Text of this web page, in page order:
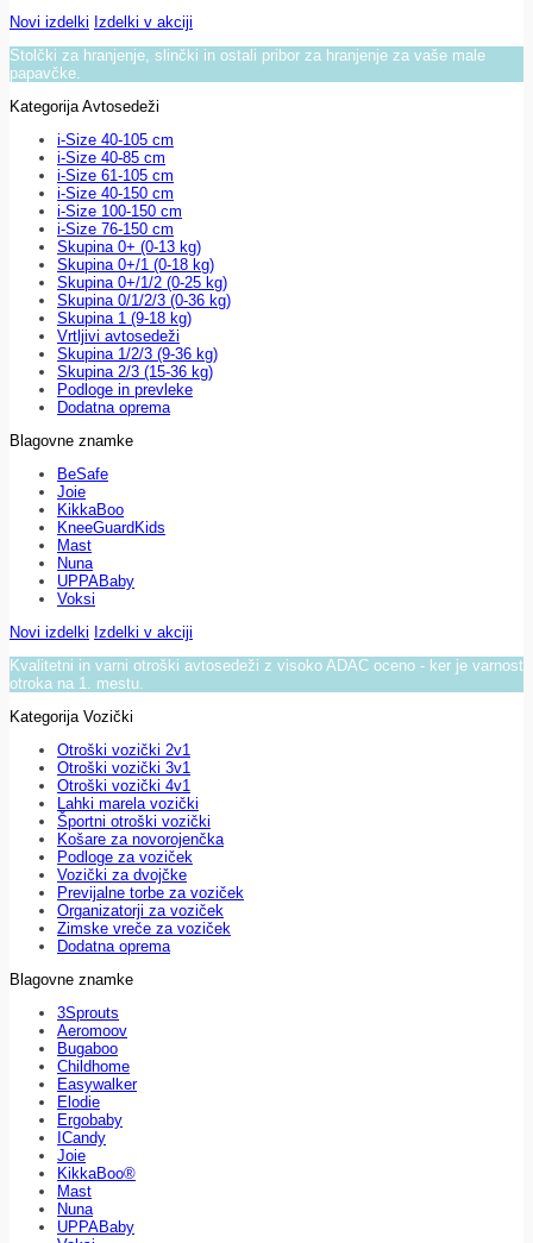
Novi izdelki Izdelki v akciji
Stolčki za hranjenje, slinčki in ostali pribor za hranjenje za vaše male
papavčke.
Kategorija Avtosedeži
i-Size 40-105 cm
i-Size 40-85 cm
i-Size 61-105 cm
i-Size 40-150 cm
i-Size 100-150 cm
i-Size 76-150 cm
Skupina 0+ (0-13 kg)
Skupina 0+/1 (0-18 kg)
Skupina 0+/1/2 (0-25 kg)
Skupina 0/1/2/3 (0-36 kg)
Skupina 1 (9-18 kg)
Vrtljivi avtosedeži
Skupina 1/2/3 (9-36 kg)
Skupina 2/3 (15-36 kg)
Podloge in prevleke
Dodatna oprema
Blagovne znamke
BeSafe
Joie
KikkaBoo
KneeGuardKids
Mast
Nuna
UPPABaby
Voksi
Novi izdelki Izdelki v akciji
Kvalitetni in varni otroški avtosedeži z visoko ADAC oceno - ker je varnost
otroka na 1. mestu.
Kategorija Vozički
Otroški vozički 2v1
Otroški vozički 3v1
Otroški vozički 4v1
Lahki marela vozički
Športni otroški vozički
Košare za novorojenčka
Podloge za voziček
Vozički za dvojčke
Previjalne torbe za voziček
Organizatorji za voziček
Zimske vreče za voziček
Dodatna oprema
Blagovne znamke
3Sprouts
Aeromoov
Bugaboo
Childhome
Easywalker
Elodie
Ergobaby
ICandy
Joie
KikkaBoo®
Mast
Nuna
UPPABaby